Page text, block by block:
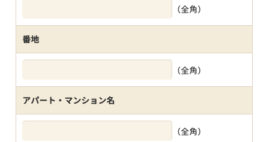
（全角）
番地
（全角）
アパート・マンション名
（全角）